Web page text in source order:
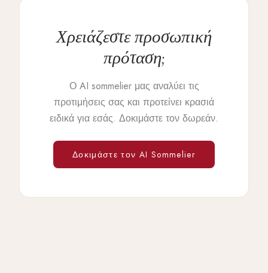
Χρειάζεστε προσωπική
πρόταση;
Ο AI sommelier μας αναλύει τις
προτιμήσεις σας και προτείνει κρασιά
ειδικά για εσάς. Δοκιμάστε τον δωρεάν.
Δοκιμάστε τον AI Sommelier